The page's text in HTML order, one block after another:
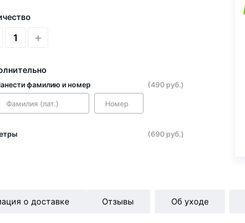
+
фамилию и номер (490 руб.)
(690 руб.)
о доставке Отзывы Об уходе